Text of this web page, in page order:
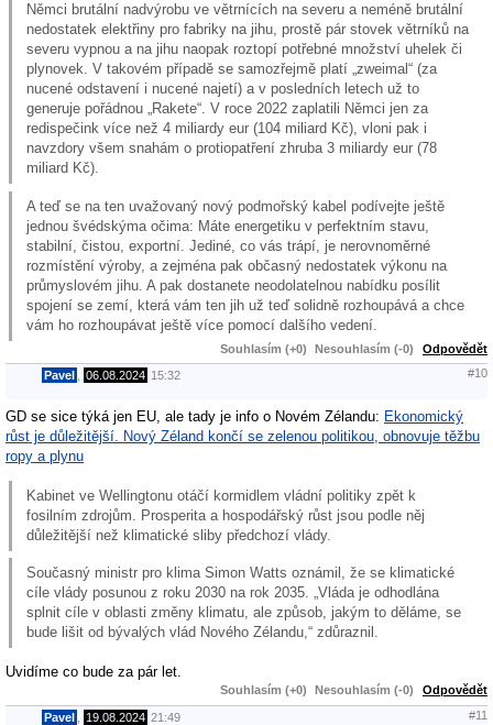
Němci brutální nadvýrobu ve větrnících na severu a neméně brutální
nedostatek elektřiny pro fabriky na jihu, prostě pár stovek větrníků na
severu vypnou a na jihu naopak roztopí potřebné množství uhelek či
plynovek. V takovém případě se samozřejmě platí „zweimal“ (za
nucené odstavení i nucené najetí) a v posledních letech už to
generuje pořádnou „Rakete“. V roce 2022 zaplatili Němci jen za
redispečink více než 4 miliardy eur (104 miliard Kč), vloni pak i
navzdory všem snahám o protiopatření zhruba 3 miliardy eur (78
miliard Kč).
A teď se na ten uvažovaný nový podmořský kabel podívejte ještě
jednou švédskýma očima: Máte energetiku v perfektním stavu,
stabilní, čistou, exportní. Jediné, co vás trápí, je nerovnoměrné
rozmístění výroby, a zejména pak občasný nedostatek výkonu na
průmyslovém jihu. A pak dostanete neodolatelnou nabídku posílit
spojení se zemí, která vám ten jih už teď solidně rozhoupává a chce
vám ho rozhoupávat ještě více pomocí dalšího vedení.
Souhlasím (+0) Nesouhlasím (-0) Odpovědět
Pavel 06.08.2024 15:32 #10
GD se sice týká jen EU, ale tady je info o Novém Zélandu: Ekonomický
růst je důležitější. Nový Zéland končí se zelenou politikou, obnovuje těžbu
ropy a plynu
Kabinet ve Wellingtonu otáčí kormidlem vládní politiky zpět k
fosilním zdrojům. Prosperita a hospodářský růst jsou podle něj
důležitější než klimatické sliby předchozí vlády.
Současný ministr pro klima Simon Watts oznámil, že se klimatické
cíle vlády posunou z roku 2030 na rok 2035. „Vláda je odhodlána
splnit cíle v oblasti změny klimatu, ale způsob, jakým to děláme, se
bude lišit od bývalých vlád Nového Zélandu,“ zdůraznil.
Uvidíme co bude za pár let.
Souhlasím (+0) Nesouhlasím (-0) Odpovědět
Pavel 19.08.2024 21:49 #11